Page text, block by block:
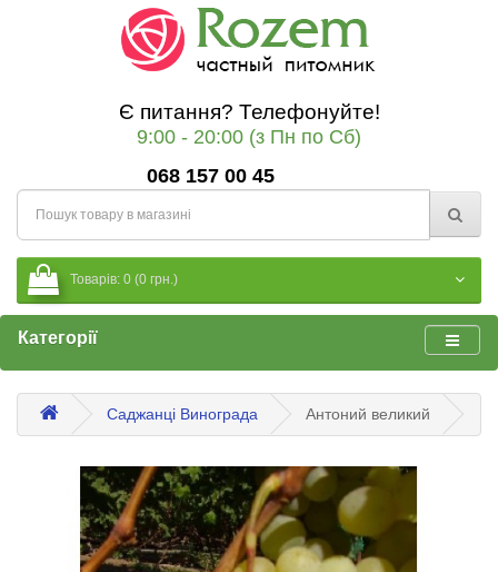
Є питання? Телефонуйте!
9:00 - 20:00 (з Пн по Сб)
068 157 00 45
Товарів: 0 (0 грн.)
Категорії
Саджанці Винограда Антоний великий